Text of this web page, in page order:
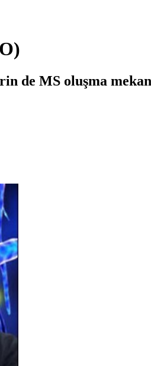
de MS oluşma